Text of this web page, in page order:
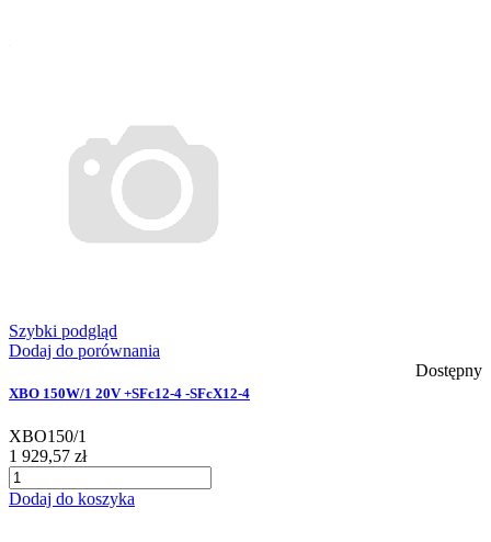
Szybki podgląd
Dodaj do porównania
Dostępny
XBO 150W/1 20V +SFc12-4 -SFcX12-4
XBO150/1
1 929,57 zł
Dodaj do koszyka